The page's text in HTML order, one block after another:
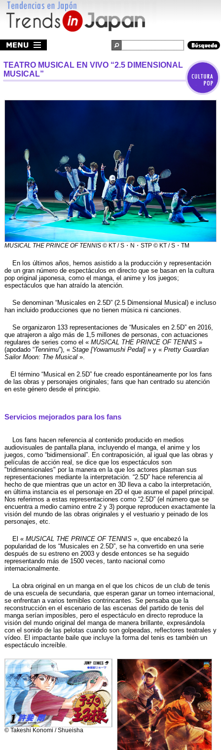
TEATRO MUSICAL EN VIVO “2.5 DIMENSIONAL
MUSICAL”
MUSICAL THE PRINCE OF TENNIS © KT / S・N・STP © KT / S・TM
En los últimos años, hemos asistido a la producción y representación
de un gran número de espectáculos en directo que se basan en la cultura
pop original japonesa, como el manga, el anime y los juegos;
espectáculos que han atraído la atención.
Se denominan “Musicales en 2.5D” (2.5 Dimensional Musical) e incluso
han incluido producciones que no tienen música ni canciones.
Se organizaron 133 representaciones de “Musicales en 2.5D” en 2016,
que atrajeron a algo más de 1,5 millones de personas, con actuaciones
regulares de series como el « MUSICAL THE PRINCE OF TENNIS »
(apodado “Tennimu”), « Stage [Yowamushi Pedal] » y « Pretty Guardian
Sailor Moon: The Musical ».
El término “Musical en 2.5D” fue creado espontáneamente por los fans
de las obras y personajes originales; fans que han centrado su atención
en este género desde el principio.
Servicios mejorados para los fans
Los fans hacen referencia al contenido producido en medios
audiovisuales de pantalla plana, incluyendo el manga, el anime y los
juegos, como “bidimensional”. En contraposición, al igual que las obras y
películas de acción real, se dice que los espectáculos son
"tridimensionales" por la manera en la que los actores plasman sus
representaciones mediante la interpretación. “2.5D” hace referencia al
hecho de que mientras que un actor en 3D lleva a cabo la interpretación,
en última instancia es el personaje en 2D el que asume el papel principal.
Nos referimos a estas representaciones como “2.5D” (el número que se
encuentra a medio camino entre 2 y 3) porque reproducen exactamente la
visión del mundo de las obras originales y el vestuario y peinado de los
personajes, etc.
El « MUSICAL THE PRINCE OF TENNIS », que encabezó la
popularidad de los “Musicales en 2.5D”, se ha convertido en una serie
después de su estreno en 2003 y desde entonces se ha seguido
representando más de 1500 veces, tanto nacional como
internacionalmente.
La obra original en un manga en el que los chicos de un club de tenis
de una escuela de secundaria, que esperan ganar un torneo internacional,
se enfrentan a varios temibles contrincantes. Se pensaba que la
reconstrucción en el escenario de las escenas del partido de tenis del
manga serían imposibles, pero el espectáculo en directo reproduce la
visión del mundo original del manga de manera brillante, expresándola
con el sonido de las pelotas cuando son golpeadas, reflectores teatrales y
vídeo. El impactante baile que incluye la forma del tenis es también un
espectáculo increíble.
© Takeshi Konomi / Shueisha